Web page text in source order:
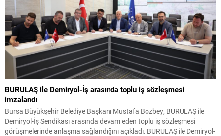
BURULAŞ ile Demiryol-İş arasında toplu iş sözleşmesi
imzalandı
Bursa Büyükşehir Belediye Başkanı Mustafa Bozbey, BURULAŞ ile
Demiryol-İş Sendikası arasında devam eden toplu iş sözleşmesi
görüşmelerinde anlaşma sağlandığını açıkladı. BURULAŞ ile Demiryol-